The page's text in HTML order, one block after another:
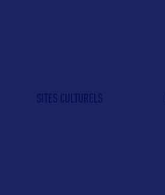
SITES CULTURELS